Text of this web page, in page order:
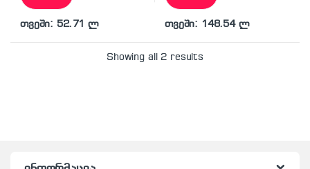
თვეში: 52.71 ლ თვეში: 148.54 ლ
Showing all 2 results